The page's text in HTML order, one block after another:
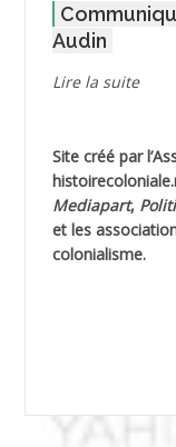
AGOULMINE
AHLOUCHE
AIBLIED Ahmed
AICHEKADRA
Audin
Lire la suite
Site créé par l’
Mediapart,
et les
colonialisme.